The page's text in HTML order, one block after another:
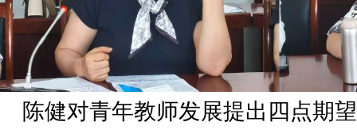
陈健对青年教师发展提出四点期